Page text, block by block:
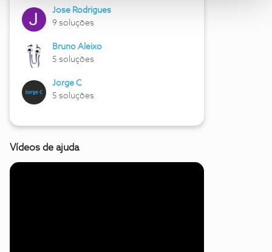
Jose Rodrigues
9 soluções
Bruno Aleixo
5 soluções
Jorge C
5 soluções
Vídeos de ajuda